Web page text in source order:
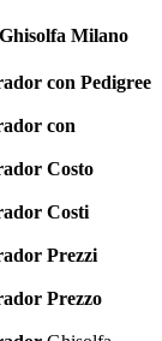
Milano
con Pedigree
con
Costo
Costi
Prezzi
Prezzo